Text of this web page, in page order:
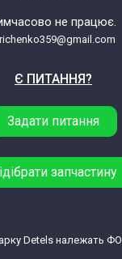
не працює.
Є ПИТАННЯ?
Задати питання
запчастину
Detels належать